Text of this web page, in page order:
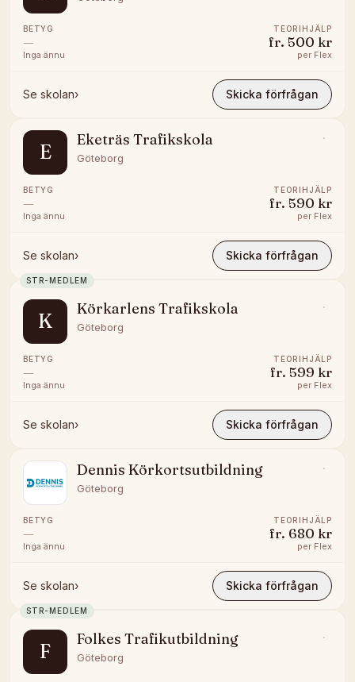
BETYG
—
Inga ännu
TEORIHJÄLP
fr. 500 kr
per Flex
Se skolan› Skicka förfrågan
E
Eketräs Trafikskola
Göteborg
BETYG
—
Inga ännu
TEORIHJÄLP
fr. 590 kr
per Flex
Se skolan› Skicka förfrågan
STR-MEDLEM
K
Körkarlens Trafikskola
Göteborg
BETYG
—
Inga ännu
TEORIHJÄLP
fr. 599 kr
per Flex
Se skolan› Skicka förfrågan
Dennis Körkortsutbildning
Göteborg
BETYG
—
Inga ännu
TEORIHJÄLP
fr. 680 kr
per Flex
Se skolan› Skicka förfrågan
STR-MEDLEM
F
Folkes Trafikutbildning
Göteborg